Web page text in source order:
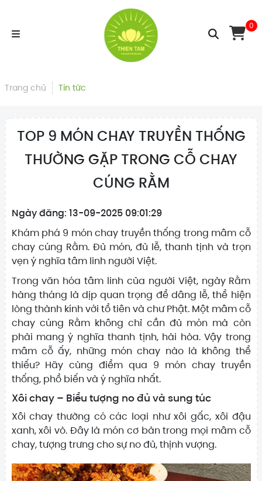
0
Trang chủ Tin tức
TOP 9 MÓN CHAY TRUYỀN THỐNG
THƯỜNG GẶP TRONG CỖ CHAY
CÚNG RẰM
Ngày đăng: 13-09-2025 09:01:29
Khám phá 9 món chay truyền thống trong mâm cỗ
chay cúng Rằm. Đủ món, đủ lễ, thanh tịnh và trọn
vẹn ý nghĩa tâm linh người Việt.
Trong văn hóa tâm linh của người Việt, ngày Rằm
hàng tháng là dịp quan trọng để dâng lễ, thể hiện
lòng thành kính với tổ tiên và chư Phật. Một mâm cỗ
chay cúng Rằm không chỉ cần đủ món mà còn
phải mang ý nghĩa thanh tịnh, hài hòa. Vậy trong
mâm cỗ ấy, những món chay nào là không thể
thiếu? Hãy cùng điểm qua 9 món chay truyền
thống, phổ biến và ý nghĩa nhất.
Xôi chay – Biểu tượng no đủ và sung túc
Xôi chay thường có các loại như xôi gấc, xôi đậu
xanh, xôi vò. Đây là món cơ bản trong mọi mâm cỗ
chay, tượng trưng cho sự no đủ, thịnh vượng.